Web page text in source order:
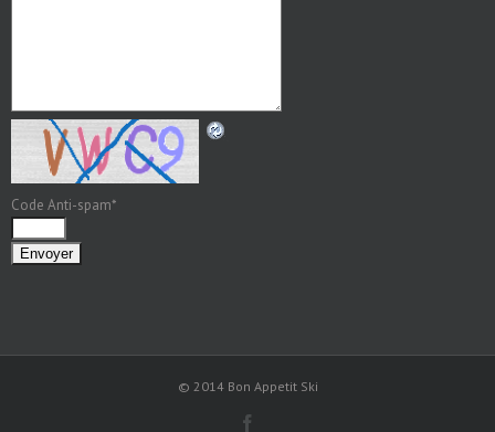
Code Anti-spam*
© 2014 Bon Appetit Ski